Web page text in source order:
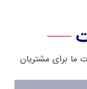
ما برای مشتریان